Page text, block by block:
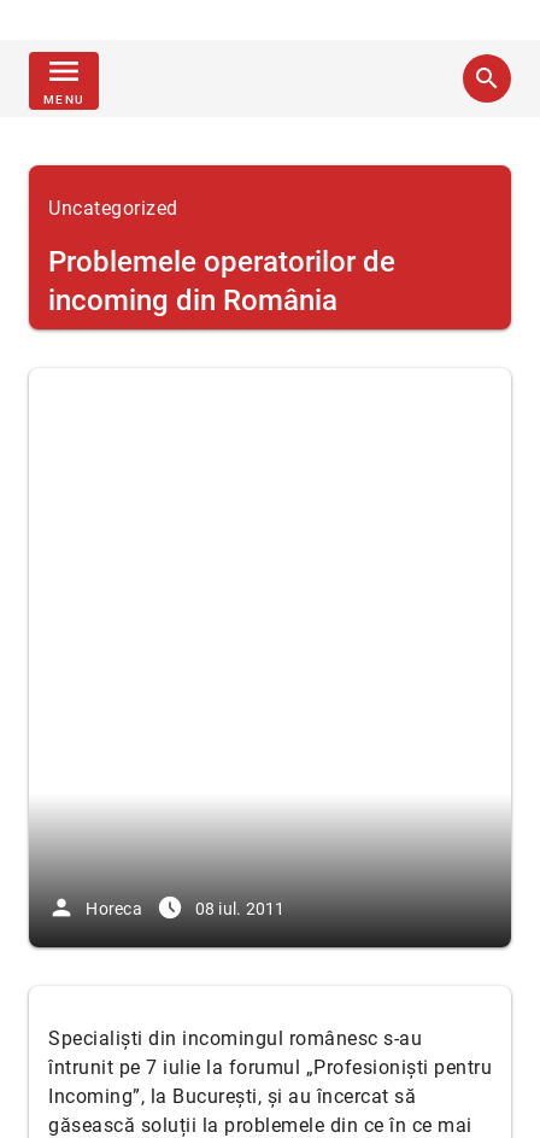
menu
MENU
search
Uncategorized
Problemele operatorilor de
incoming din România
person Horeca access_time_filled 08 iul. 2011
Specialiști din incomingul românesc s-au
întrunit pe 7 iulie la forumul „Profesioniști pentru
Incoming”, la București, și au încercat să
găsească soluții la problemele din ce în ce mai